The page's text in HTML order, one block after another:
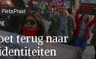
PlebsPraat
terug naar